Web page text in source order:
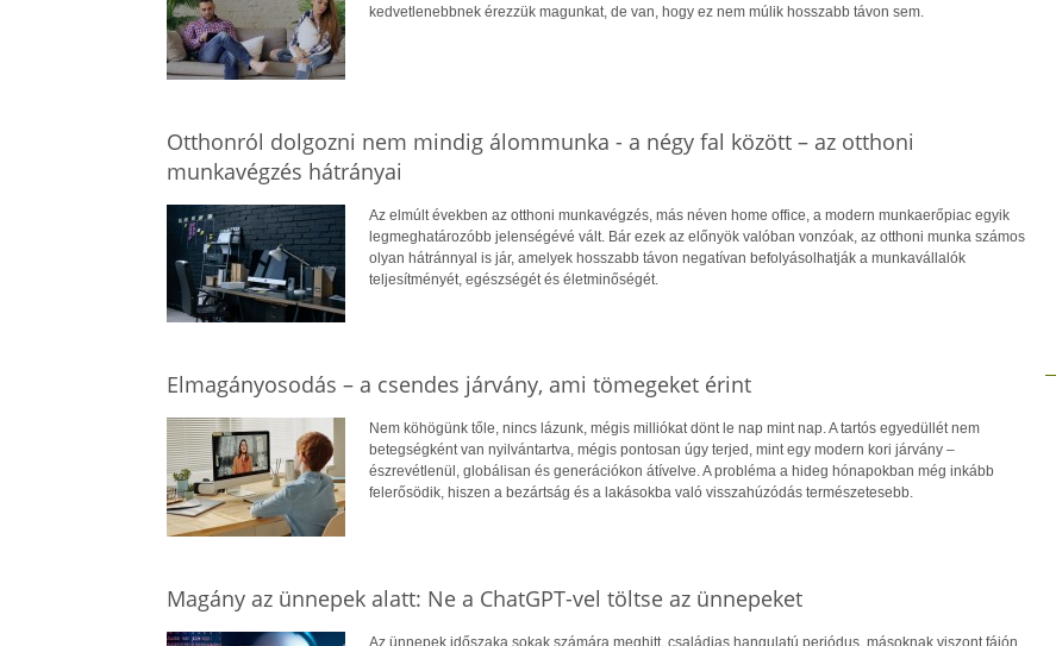
kedvetlenebbnek érezzük magunkat, de van, hogy ez nem múlik hosszabb távon sem.
Otthonról dolgozni nem mindig álommunka - a négy fal között – az otthoni
munkavégzés hátrányai
Az elmúlt években az otthoni munkavégzés, más néven home office, a modern munkaerőpiac egyik
legmeghatározóbb jelenségévé vált. Bár ezek az előnyök valóban vonzóak, az otthoni munka számos
olyan hátránnyal is jár, amelyek hosszabb távon negatívan befolyásolhatják a munkavállalók
teljesítményét, egészségét és életminőségét.
Elmagányosodás – a csendes járvány, ami tömegeket érint
Nem köhögünk tőle, nincs lázunk, mégis milliókat dönt le nap mint nap. A tartós egyedüllét nem
betegségként van nyilvántartva, mégis pontosan úgy terjed, mint egy modern kori járvány –
észrevétlenül, globálisan és generációkon átívelve. A probléma a hideg hónapokban még inkább
felerősödik, hiszen a bezártság és a lakásokba való visszahúzódás természetesebb.
Magány az ünnepek alatt: Ne a ChatGPT-vel töltse az ünnepeket
Az ünnepek időszaka sokak számára meghitt, családias hangulatú periódus, másoknak viszont fájón